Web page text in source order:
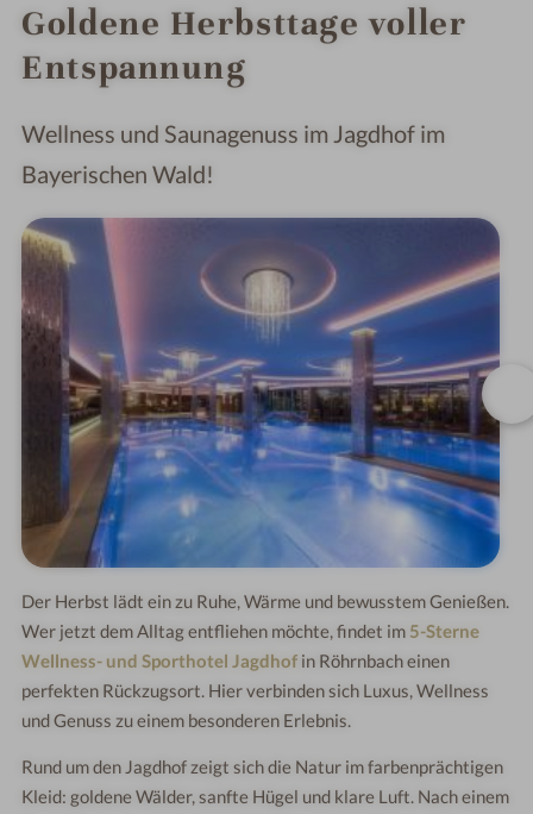
Goldene Herbsttage voller
Entspannung
Wellness und Saunagenuss im Jagdhof im
Bayerischen Wald!
Der Herbst lädt ein zu Ruhe, Wärme und bewusstem Genießen.
Wer jetzt dem Alltag entfliehen möchte, findet im 5-Sterne
Wellness- und Sporthotel Jagdhof in Röhrnbach einen
perfekten Rückzugsort. Hier verbinden sich Luxus, Wellness
und Genuss zu einem besonderen Erlebnis.
Rund um den Jagdhof zeigt sich die Natur im farbenprächtigen
Kleid: goldene Wälder, sanfte Hügel und klare Luft. Nach einem